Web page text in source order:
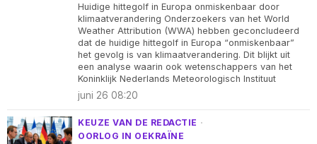
Huidige hittegolf in Europa onmiskenbaar door
klimaatverandering Onderzoekers van het World
Weather Attribution (WWA) hebben geconcludeerd
dat de huidige hittegolf in Europa “onmiskenbaar”
het gevolg is van klimaatverandering. Dit blijkt uit
een analyse waarin ook wetenschappers van het
Koninklijk Nederlands Meteorologisch Instituut
juni 26 08:20
KEUZE VAN DE REDACTIE ·
OORLOG IN OEKRAÏNE